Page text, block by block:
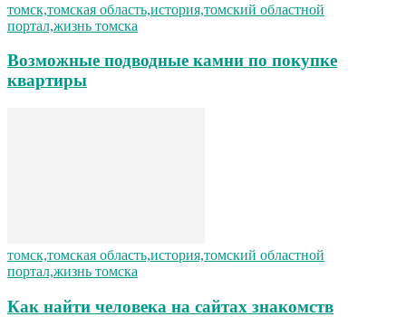
томск,томская область,история,томский областной
портал,жизнь томска
Возможные подводные камни по покупке
квартиры
томск,томская область,история,томский областной
портал,жизнь томска
Как найти человека на сайтах знакомств